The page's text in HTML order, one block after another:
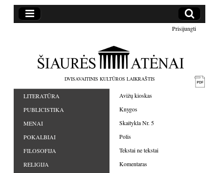
Prisijungti
DVISAVAITINIS KULTŪROS LAIKRAŠTIS
LITERATŪRA
PUBLICISTIKA
MENAI
POKALBIAI
FILOSOFIJA
RELIGIJA
Avižų kioskas
Knygos
Skaitykla Nr. 5
Polis
Tekstai ne tekstai
Komentaras